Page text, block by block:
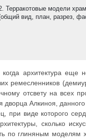
Терракотовые модели
вид, план, разрез,
когда архитектура
ремесленников
отсвету на всех
дворца Алкиноя,
при виде которого
сколько
по глиняным моделям